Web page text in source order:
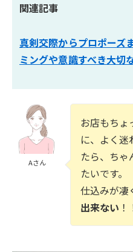
関連記事
真剣交際からプロポーズ
ミングや意識すべき大切
Aさん
お店もちょ
に、よく迷
たら、ち
たいです。
仕込みが凄
出来ない